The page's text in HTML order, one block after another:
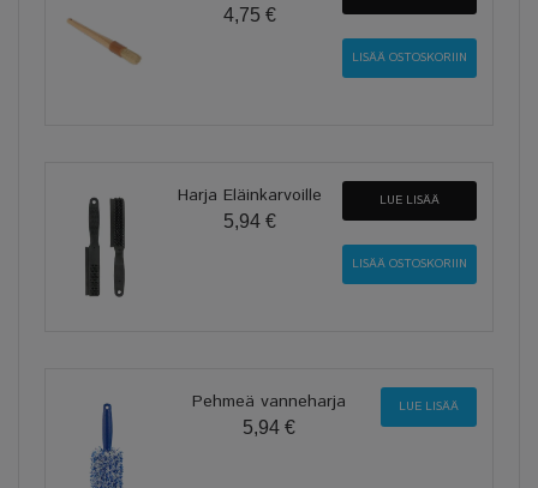
4,75 €
Harja Eläinkarvoille
5,94 €
LUE LISÄÄ
Pehmeä vanneharja
5,94 €
LUE LISÄÄ